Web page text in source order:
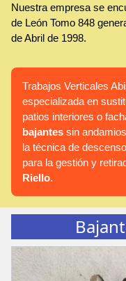
Nuestra empresa se
de León Tomo 848
de Abril de 1998.
Trabajos Verticales
especializada en
patios interiores o
bajantes sin
la técnica de
para la gestión y
Riello.